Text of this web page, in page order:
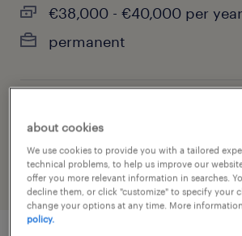
€38,000 - €40,000 per year
permanent
about cookies
We use cookies to provide you with a tailored
technical problems, to help us improve our
offer you more relevant information in searches.
decline them, or click "customize" to specify your
change your options at any time. More
policy.